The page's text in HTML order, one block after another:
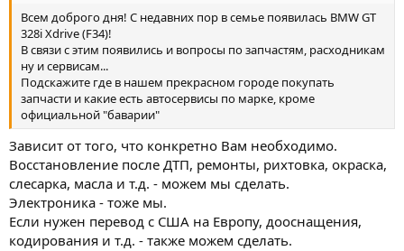
Всем доброго дня! С недавних пор в семье появилась BMW GT
328i Xdrive (F34)!
В связи с этим появились и вопросы по запчастям, расходникам
ну и сервисам...
Подскажите где в нашем прекрасном городе покупать
запчасти и какие есть автосервисы по марке, кроме
официальной "баварии"
Зависит от того, что конкретно Вам необходимо.
Восстановление после ДТП, ремонты, рихтовка, окраска,
слесарка, масла и т.д. - можем мы сделать.
Электроника - тоже мы.
Если нужен перевод с США на Европу, дооснащения,
кодирования и т.д. - также можем сделать.